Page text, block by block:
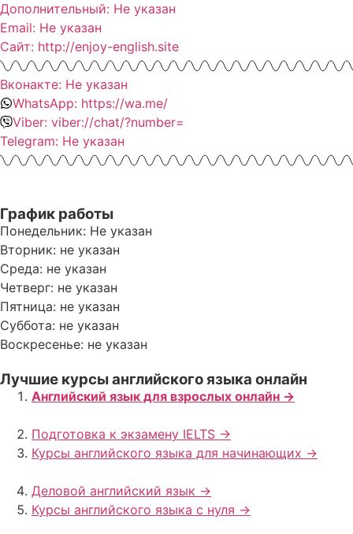
Дополнительный: Не указан
Email: Не указан
Сайт: http://enjoy-english.site
Вконакте: Не указан
WhatsApp: https://wa.me/
Viber: viber://chat/?number=
Telegram: Не указан
График работы
Понедельник: Не указан
Вторник: не указан
Среда: не указан
Четверг: не указан
Пятница: не указан
Суббота: не указан
Воскресенье: не указан
Лучшие курсы английского языка онлайн
Английский язык для взрослых онлайн ->
Подготовка к экзамену IELTS ->
Курсы английского языка для начинающих ->
Деловой английский язык ->
Курсы английского языка с нуля ->